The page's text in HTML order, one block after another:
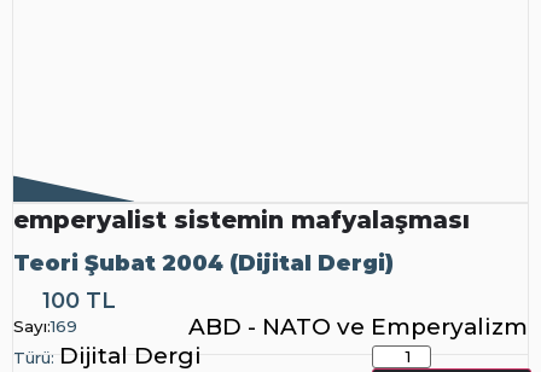
Dijital
Dergi
emperyalist sistemin mafyalaşması
Teori Şubat 2004 (Dijital Dergi)
100 TL
Sayı:169 ABD - NATO ve Emperyalizm
Türü: Dijital Dergi